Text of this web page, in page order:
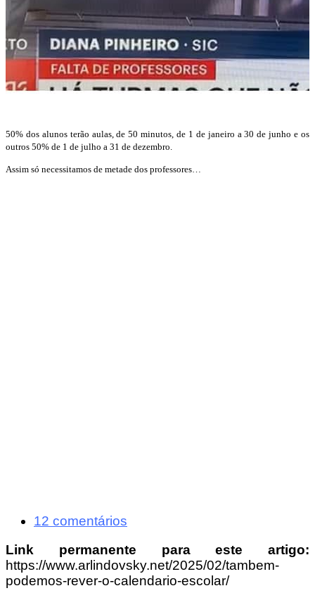
50% dos alunos terão aulas, de 50 minutos, de 1 de janeiro a 30 de junho e os
outros 50% de 1 de julho a 31 de dezembro.
Assim só necessitamos de metade dos professores…
12 comentários
Link permanente para este artigo:
https://www.arlindovsky.net/2025/02/tambem-
podemos-rever-o-calendario-escolar/